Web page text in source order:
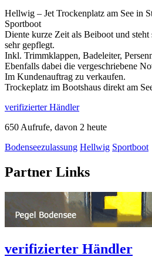
Hellwig – Jet Trockenplatz am See in
Sportboot
Diente kurze Zeit als Beiboot und steht
sehr gepflegt.
Inkl. Trimmklappen, Badeleiter,
Ebenfalls dabei die vergeschriebene
Im Kundenauftrag zu verkaufen.
Trockeplatz im Bootshaus direkt am
verifizierter Händler
650 Aufrufe, davon 2 heute
Bodenseezulassung Hellwig Sportboot
Partner Links
verifizierter Händler